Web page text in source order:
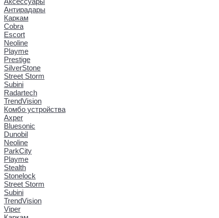
Антирадары
Каркам
Cobra
Escort
Neoline
Playme
Prestige
SilverStone
Street Storm
Subini
Radartech
TrendVision
Комбо устройства
Axper
Bluesonic
Dunobil
Neoline
ParkCity
Playme
Stealth
Stonelock
Street Storm
Subini
TrendVision
Viper